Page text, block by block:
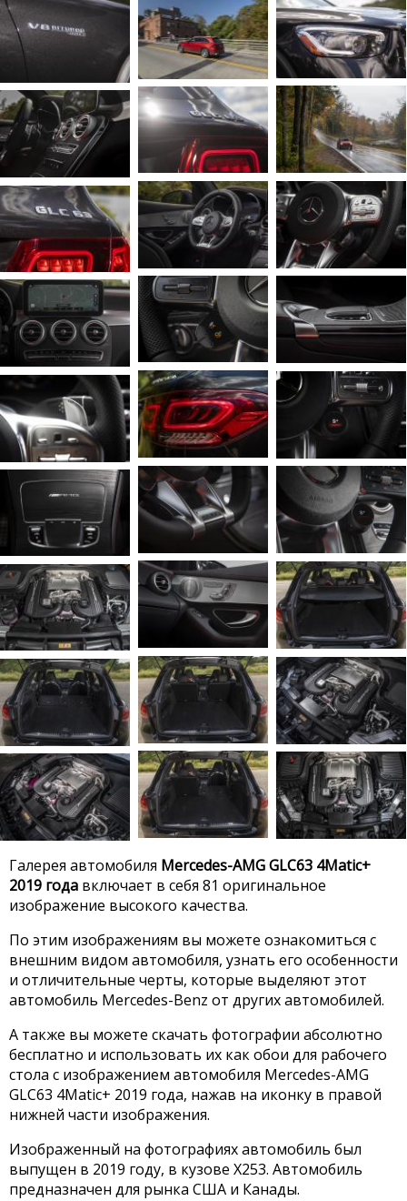
Галерея автомобиля Mercedes-AMG GLC63 4Matic+
2019 года включает в себя 81 оригинальное
изображение высокого качества.
По этим изображениям вы можете ознакомиться с
внешним видом автомобиля, узнать его особенности
и отличительные черты, которые выделяют этот
автомобиль Mercedes-Benz от других автомобилей.
А также вы можете скачать фотографии абсолютно
бесплатно и использовать их как обои для рабочего
стола с изображением автомобиля Mercedes-AMG
GLC63 4Matic+ 2019 года, нажав на иконку в правой
нижней части изображения.
Изображенный на фотографиях автомобиль был
выпущен в 2019 году, в кузове X253. Автомобиль
предназначен для рынка США и Канады.